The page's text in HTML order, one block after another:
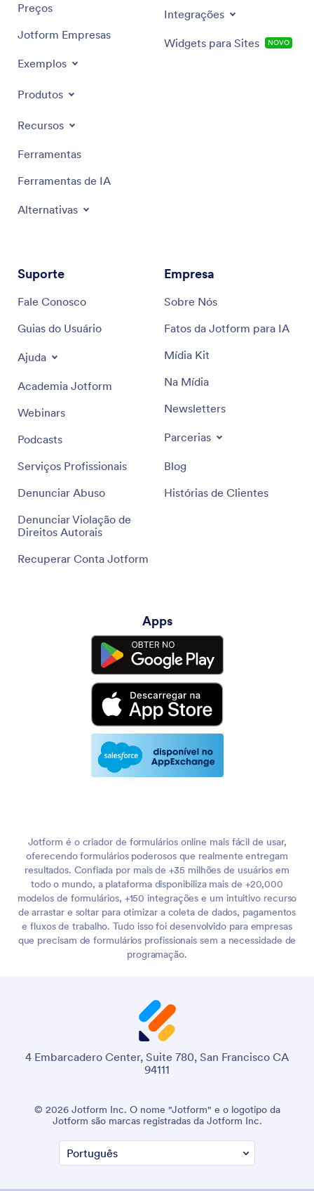
Preços
Jotform Empresas
Exemplos
Produtos
Recursos
Ferramentas
Ferramentas de IA
Alternativas
Integrações
Widgets para Sites NOVO
Suporte
Fale Conosco
Guias do Usuário
Ajuda
Academia Jotform
Webinars
Podcasts
Serviços Profissionais
Denunciar Abuso
Denunciar Violação de
Direitos Autorais
Recuperar Conta Jotform
Empresa
Sobre Nós
Fatos da Jotform para IA
Mídia Kit
Na Mídia
Newsletters
Parcerias
Blog
Histórias de Clientes
Apps
Jotform é o criador de formulários online mais fácil de usar,
oferecendo formulários poderosos que realmente entregam
resultados. Confiada por mais de +35 milhões de usuários em
todo o mundo, a plataforma disponibiliza mais de +20,000
modelos de formulários, +150 integrações e um intuitivo recurso
de arrastar e soltar para otimizar a coleta de dados, pagamentos
e fluxos de trabalho. Tudo isso foi desenvolvido para empresas
que precisam de formulários profissionais sem a necessidade de
programação.
4 Embarcadero Center, Suite 780, San Francisco CA
94111
© 2026 Jotform Inc. O nome "Jotform" e o logotipo da
Jotform são marcas registradas da Jotform Inc.